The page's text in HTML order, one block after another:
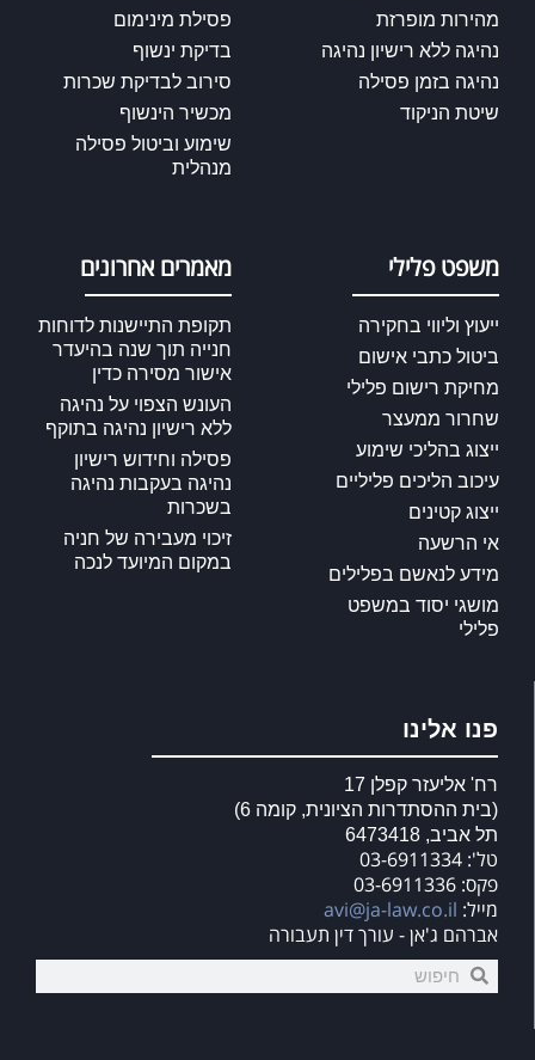
מהירות מופרזת
נהיגה ללא רישיון נהיגה
נהיגה בזמן פסילה
שיטת הניקוד
פסילת מינימום
בדיקת ינשוף
סירוב לבדיקת שכרות
מכשיר הינשוף
שימוע וביטול פסילה
מנהלית
משפט פלילי
ייעוץ וליווי בחקירה
ביטול כתבי אישום
מחיקת רישום פלילי
שחרור ממעצר
ייצוג בהליכי שימוע
עיכוב הליכים פליליים
ייצוג קטינים
אי הרשעה
מידע לנאשם בפלילים
מושגי יסוד במשפט
פלילי
מאמרים אחרונים
תקופת התיישנות לדוחות
חנייה תוך שנה בהיעדר
אישור מסירה כדין
העונש הצפוי על נהיגה
ללא רישיון נהיגה בתוקף
פסילה וחידוש רישיון
נהיגה בעקבות נהיגה
בשכרות
זיכוי מעבירה של חניה
במקום המיועד לנכה
פנו אלינו
רח' אליעזר קפלן 17
(בית ההסתדרות הציונית, קומה 6)
תל אביב, 6473418
טל': 03-6911334
פקס: 03-6911336
מייל: avi@ja-law.co.il
אברהם ג'אן - עורך דין תעבורה